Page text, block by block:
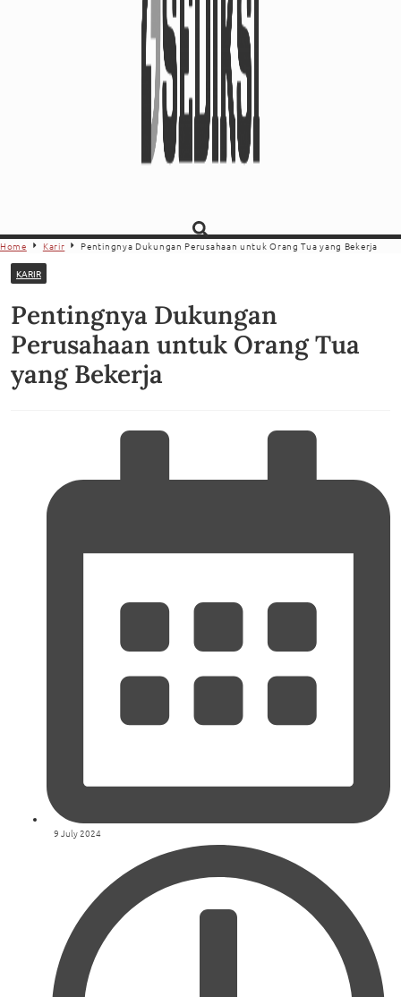
Home Karir Pentingnya Dukungan Perusahaan untuk Orang Tua yang Bekerja
KARIR
Pentingnya Dukungan
Perusahaan untuk Orang Tua
yang Bekerja
9 July 2024